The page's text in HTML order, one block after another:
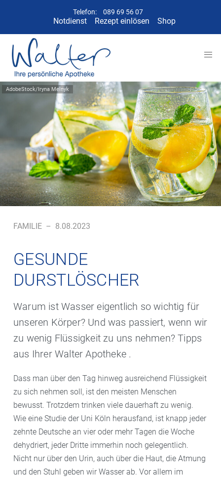
Telefon: 089 69 56 07
Notdienst Rezept einlösen Shop
AdobeStock/Iryna Melnyk
Symbolbild
FAMILIE – 8.08.2023
GESUNDE
DURSTLÖSCHER
Warum ist Wasser eigentlich so wichtig für
unseren Körper? Und was passiert, wenn wir
zu wenig Flüssigkeit zu uns nehmen? Tipps
aus Ihrer Walter Apotheke .
Dass man über den Tag hinweg ausreichend Flüssigkeit
zu sich nehmen soll, ist den meisten Menschen
bewusst. Trotzdem trinken viele dauerhaft zu wenig.
Wie eine Studie der Uni Köln herausfand, ist knapp jeder
zehnte Deutsche an vier oder mehr Tagen die Woche
dehydriert, jeder Dritte immerhin noch gelegentlich.
Nicht nur über den Urin, auch über die Haut, die Atmung
und den Stuhl geben wir Wasser ab. Vor allem im